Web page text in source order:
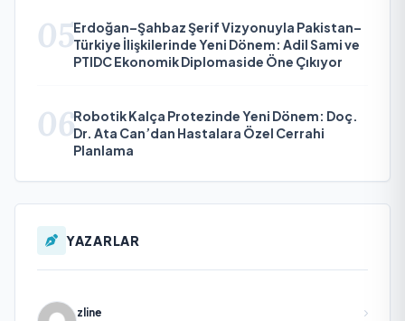
05Erdoğan–Şahbaz Şerif Vizyonuyla Pakistan–
Türkiye İlişkilerinde Yeni Dönem: Adil Sami ve
PTIDC Ekonomik Diplomaside Öne Çıkıyor
06Robotik Kalça Protezinde Yeni Dönem: Doç.
Dr. Ata Can’dan Hastalara Özel Cerrahi
Planlama
YAZARLAR
zline